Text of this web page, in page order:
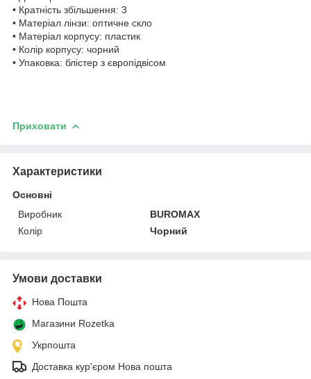
• Кратність збільшення: 3
• Матеріал лінзи: оптичне скло
• Матеріал корпусу: пластик
• Колір корпусу: чорний
• Упаковка: блістер з європідвісом
Приховати
Характеристики
Основні
Виробник
BUROMAX
Колір
Чорний
Умови доставки
Нова Пошта
Магазини Rozetka
Укрпошта
Доставка кур'єром Нова пошта